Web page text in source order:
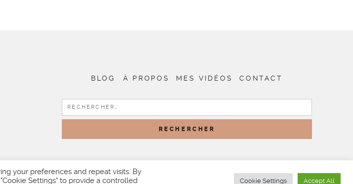
BLOG À PROPOS MES VIDÉOS CONTACT
RECHERCHER :
your preferences and repeat visits. By
Settings" to provide a controlled
Cookie Settings Accept All